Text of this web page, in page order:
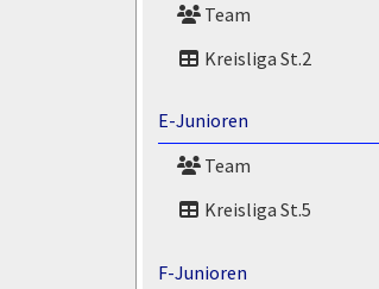
Team
Kreisliga St.2
E-Junioren
Team
Kreisliga St.5
F-Junioren